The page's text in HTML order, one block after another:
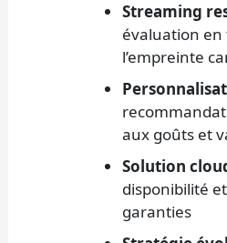
Streaming
évaluation en
l’empreinte
aux goûts et
Solution
disponibilité
garanties